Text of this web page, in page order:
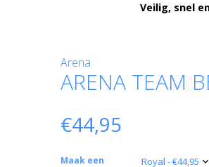
Veilig, snel
Arena
ARENA TEAM
€44,95
Maak een